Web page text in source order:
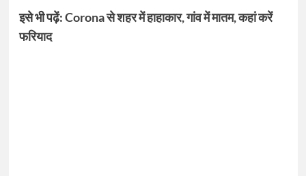
इसे भी पढ़ें:Corona से शहर में हाहाकार, गांव में मातम, कहां करें
फरियाद